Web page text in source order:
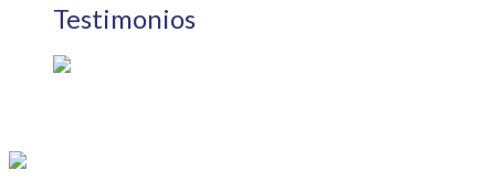
Testimonios